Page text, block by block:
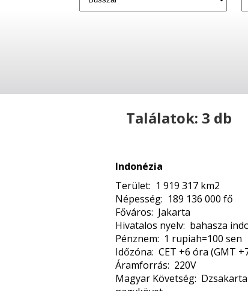
Találatok: 3 db
Indonézia
Terület: 1 919 317 km2
Népesség: 189 136 000 fő
Főváros: Jakarta
Hivatalos nyelv: bahasza
Pénznem: 1 rupiah=100 sen
Időzóna: CET +6 óra (GMT
Áramforrás: 220V
Magyar Követség: